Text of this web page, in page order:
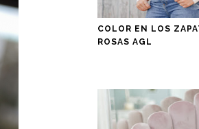
COLOR EN LOS
ROSAS AGL